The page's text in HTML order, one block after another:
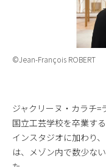
©️Jean-François ROBERT
ジャクリーヌ・カラチ=
国立工芸学校を卒業す
インスタジオに加わり
は、メゾン内で数少な